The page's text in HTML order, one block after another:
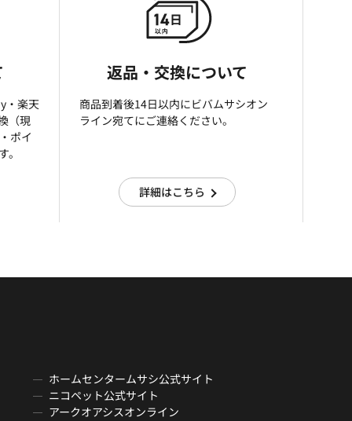
・楽天
（現
ポイ
返品・交換について
商品到着後14日以内にビバムサシオン
ライン宛てにご連絡ください。
詳細はこちら
ホームセンタームサシ公式サイト
ニコペット公式サイト
アークオアシスオンライン